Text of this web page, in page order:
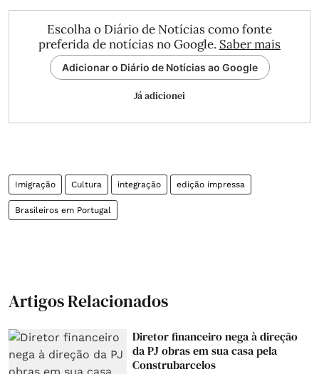
Escolha o Diário de Notícias como fonte
preferida de notícias no Google. Saber mais
Adicionar o Diário de Notícias ao Google
Já adicionei
Imigração Cultura integração edição impressa
Brasileiros em Portugal
Artigos Relacionados
Diretor financeiro nega à direção
da PJ obras em sua casa pela
Construbarcelos